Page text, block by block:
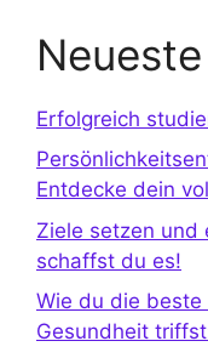
Erfolgreich
Entdecke dein
Ziele setzen und
schaffst du es!
Wie du die
Gesundheit